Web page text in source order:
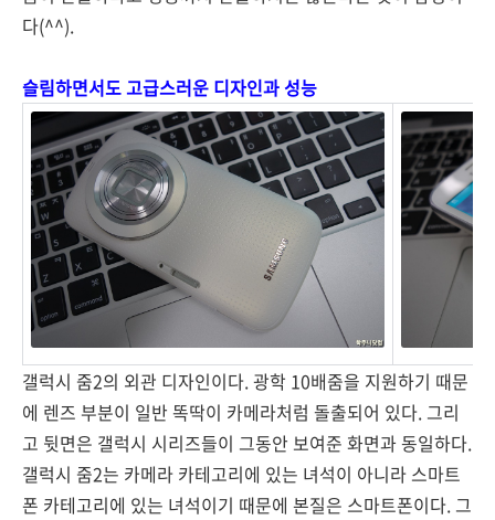
다(^^).
슬림하면서도 고급스러운 디자인과 성능
갤럭시 줌2의 외관 디자인이다. 광학 10배줌을 지원하기 때문
에 렌즈 부분이 일반 똑딱이 카메라처럼 돌출되어 있다. 그리
고 뒷면은 갤럭시 시리즈들이 그동안 보여준 화면과 동일하다.
갤럭시 줌2는 카메라 카테고리에 있는 녀석이 아니라 스마트
폰 카테고리에 있는 녀석이기 때문에 본질은 스마트폰이다. 그